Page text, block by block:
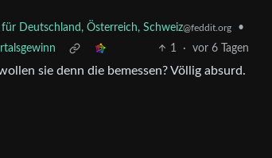
Deutschland, Österreich, Schweiz@feddit.org
•
1 · vor 6 Tagen
sie denn die bemessen? Völlig absurd.